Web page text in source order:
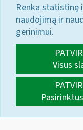
Renka statistinę
naudojimą ir
gerinimui.
Visus